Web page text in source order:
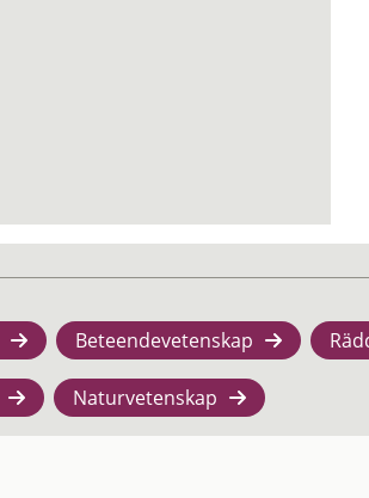
Beteendevetenskap
Naturvetenskap